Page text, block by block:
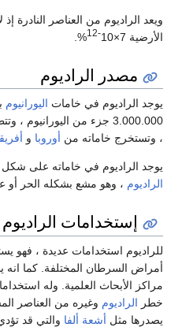
ويعد الراديوم من العناصر النادرة
الأرضية 7×10
-12
%.
مصدر الراديوم
يوجد الراديوم في خامات اليورانيوم
3.000.000 جزء من
، وتستخرج خاماته من أوروبا و
يوجد الراديوم في خاماته على شكل
الراديوم ، وهو مشع بشكله الحر
إستخدامات الراديوم
للراديوم استخدامات عديدة ، فهو
أمراض السرطان المختلفة. كما انه
مراكز الأبحاث العلمية. وله
خطر الراديوم وغيره من العناصر
يصدرها مثل أشعة ألفا والتي قد